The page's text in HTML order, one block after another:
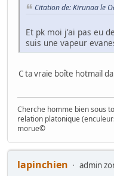
Citation de: Kirunaa le
Et pk moi j'ai pas eu
suis une vapeur
C ta vraie boîte hotmail
Cherche homme bien sous
relation platonique
morue©
lapinchien
admin